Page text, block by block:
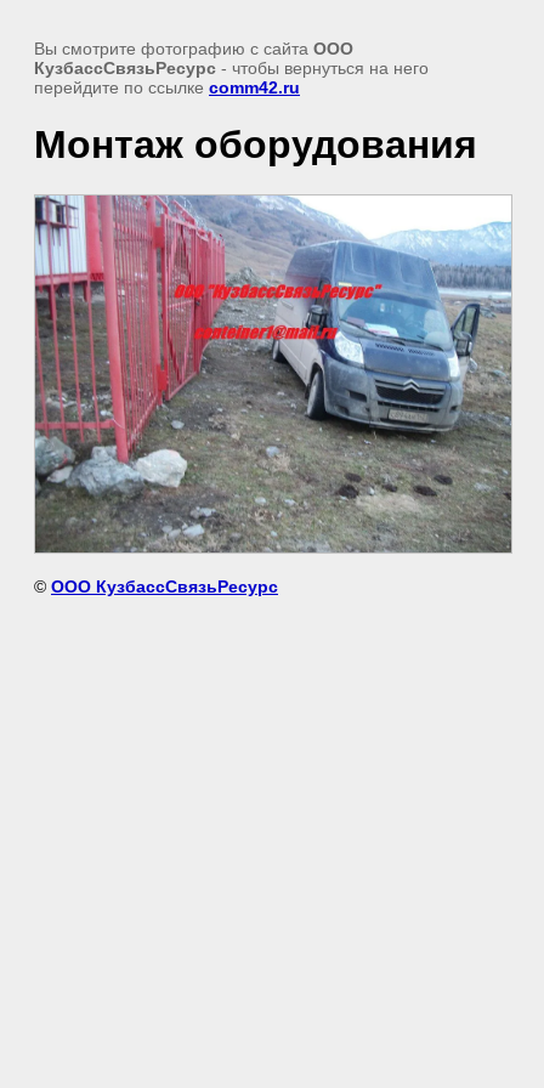
Вы смотрите фотографию с сайта ООО
КузбассСвязьРесурс - чтобы вернуться на него
перейдите по ссылке comm42.ru
Монтаж оборудования
© ООО КузбассСвязьРесурс